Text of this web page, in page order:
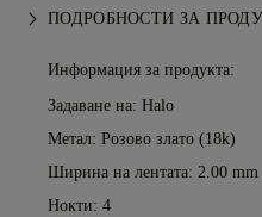
ПОДРОБНОСТИ ЗА
Информация за продукта:
Задаване на: Halo
Метал: Розово злато (18k)
Ширина на лентата: 2.00 mm
Нокти: 4